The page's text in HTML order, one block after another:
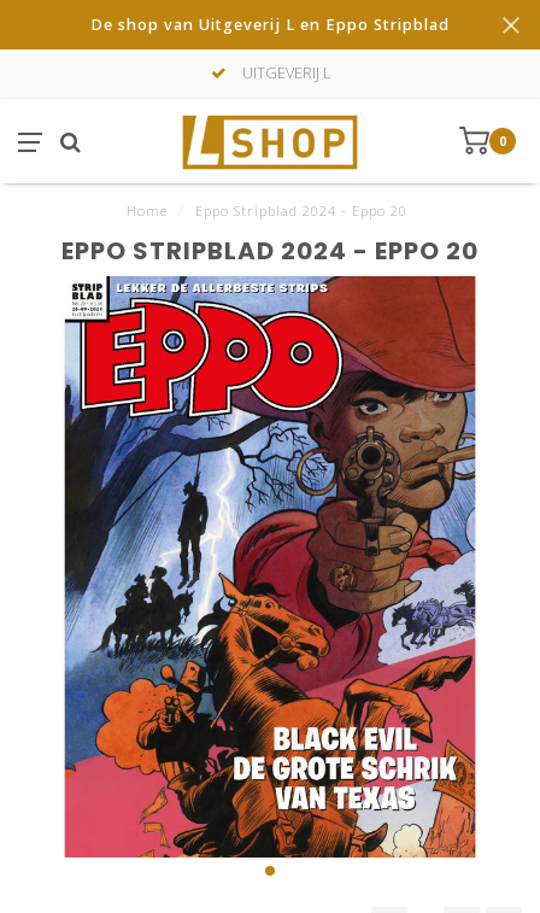
De shop van Uitgeverij L en Eppo Stripblad
UITGEVERIJ L
0
Home Eppo Stripblad 2024 - Eppo 20
EPPO STRIPBLAD 2024 - EPPO 20